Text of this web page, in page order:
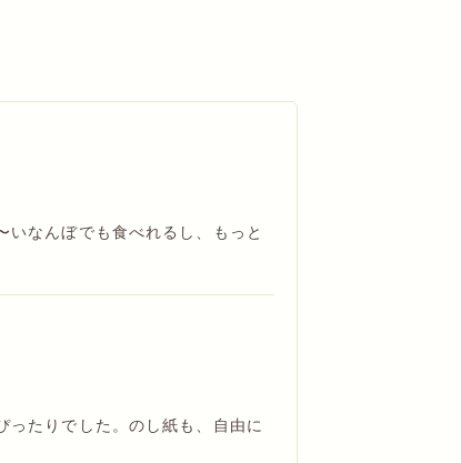
なんぼでも食べれるし、もっと
ったりでした。のし紙も、自由に